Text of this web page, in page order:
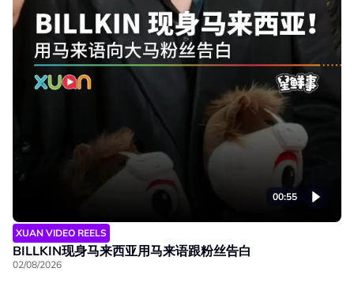
00:55
XUAN VIDEO REELS
BILLKIN现身马来西亚用马来语跟粉丝告白
02/08/2026